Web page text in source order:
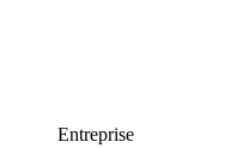
Entreprise